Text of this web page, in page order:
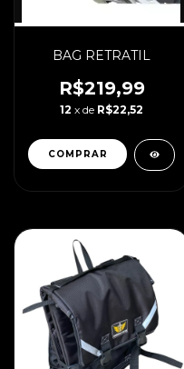
BAG RETRATIL
R$219,99
12 x de R$22,52